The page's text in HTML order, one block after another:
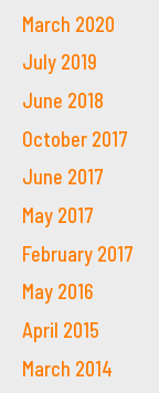
March 2020
July 2019
June 2018
October 2017
June 2017
May 2017
February 2017
May 2016
April 2015
March 2014